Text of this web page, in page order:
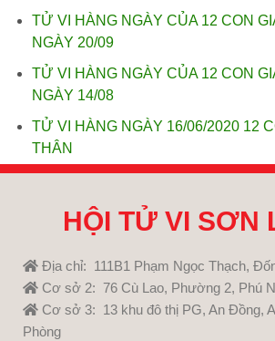
TỬ VI HÀNG NGÀY CỦA 12 CON
NGÀY 20/09
TỬ VI HÀNG NGÀY CỦA 12 CON
NGÀY 14/08
TỬ VI HÀNG NGÀY 16/06/2020 12
THÂN
HỘI TỬ VI SƠN
Địa chỉ: 111B1 Phạm Ngọc Thạch,
Cơ sở 2: 76 Cù Lao, Phường 2, Phú
Cơ sở 3: 13 khu đô thị PG, An Đồng,
Phòng